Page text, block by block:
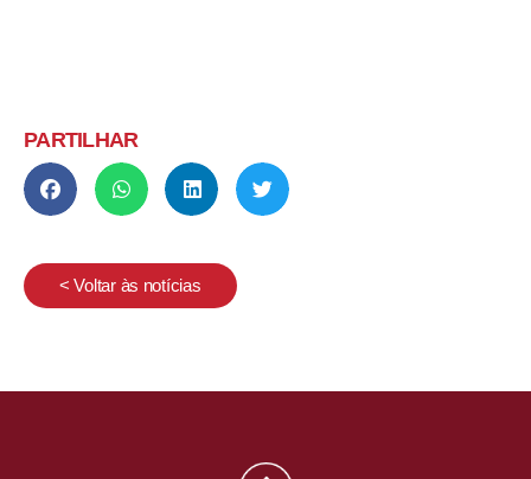
PARTILHAR
< Voltar às notícias